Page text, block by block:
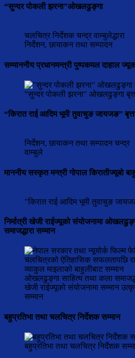
“सुन्दर पोकली झरना”ओखलढुङ्गा
चलचित्र निर्देशक चन्द्र वाम्बुलेद्धारा
निर्देशन, छायाकन तथा सम्पादन
सम्माननीय प्रधानमन्त्री पुष्पकमल दाहाल
"सुन्दर पोकली झरना" ओखलढुङ्गा
“किरात राई आदिम भूमी तुवाचुङ जायजङ”
निर्देशन, छायाकन तथा सम्पादन चन्द्र
वाम्बुले
माननीय सस्कृत मन्त्री गोपाल किरातीज्यूबो
"किरात राई आदिम भूमी तुवाचुङ
निर्मात्री खेजी राईज्यूको संयोजनामा
समाजद्धारा सम्मान
ओखलढुङ्गा साहित्य तथा कला
खेजी राईज्यूको संयोजनामा सम्मान
सम्मान
बहुप्रतिभा तथा चलचित्र निर्देशक सम्मान
बहुप्रतिभा तथा चलचित्र निर्देशक